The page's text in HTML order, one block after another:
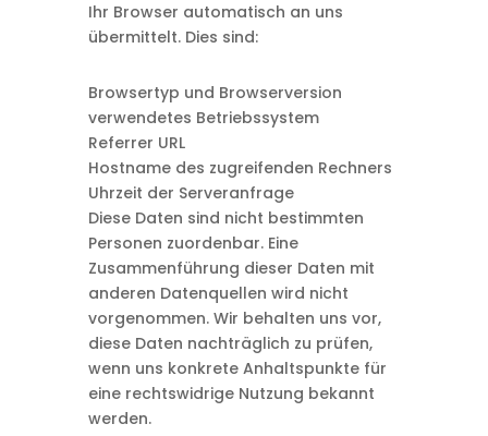
Ihr Browser automatisch an uns
übermittelt. Dies sind:
Browsertyp und Browserversion
verwendetes Betriebssystem
Referrer URL
Hostname des zugreifenden Rechners
Uhrzeit der Serveranfrage
Diese Daten sind nicht bestimmten
Personen zuordenbar. Eine
Zusammenführung dieser Daten mit
anderen Datenquellen wird nicht
vorgenommen. Wir behalten uns vor,
diese Daten nachträglich zu prüfen,
wenn uns konkrete Anhaltspunkte für
eine rechtswidrige Nutzung bekannt
werden.